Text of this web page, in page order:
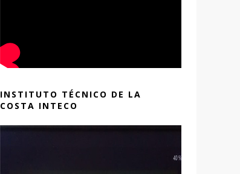
INSTITUTO TÉCNICO DE LA
COSTA INTECO